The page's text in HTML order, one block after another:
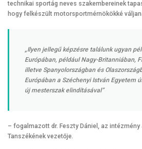
technikai sportág neves szakembereinek
hogy felkészült motorsportmérnökökké
„Ilyen jellegű képzésre találunk ugyan
Európában, például Nagy-Britanniában,
illetve Spanyolországban és
Európában a Széchenyi István Egyetem
új mesterszak elindításával”
– fogalmazott dr. Feszty Dániel, az
Tanszékének vezetője.